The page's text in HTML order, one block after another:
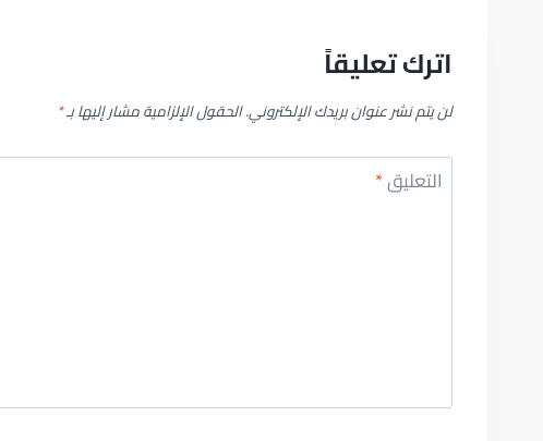
اترك تعليقاً
لن يتم نشر عنوان بريدك الإلكتروني.الحقول الإلزامية مشار إليها بـ*
التعليق*